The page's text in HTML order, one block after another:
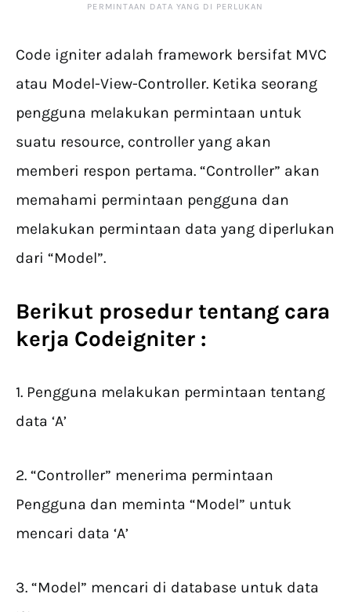
PERMINTAAN DATA YANG DI PERLUKAN
Code igniter adalah framework bersifat MVC
atau Model-View-Controller. Ketika seorang
pengguna melakukan permintaan untuk
suatu resource, controller yang akan
memberi respon pertama. “Controller” akan
memahami permintaan pengguna dan
melakukan permintaan data yang diperlukan
dari “Model”.
Berikut prosedur tentang cara
kerja Codeigniter :
1. Pengguna melakukan permintaan tentang
data ‘A’
2. “Controller” menerima permintaan
Pengguna dan meminta “Model” untuk
mencari data ‘A’
3. “Model” mencari di database untuk data